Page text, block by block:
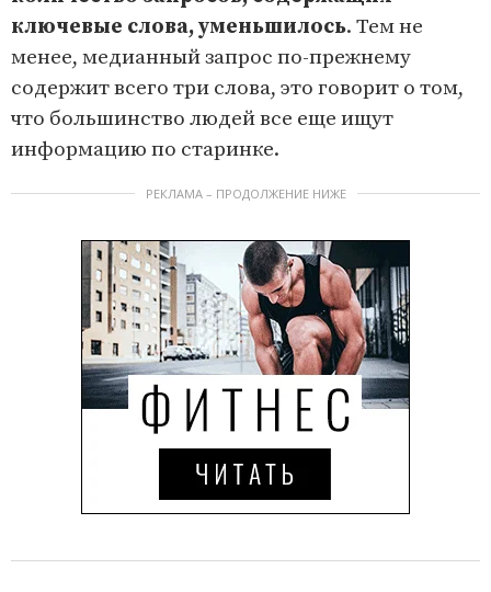
ключевые слова, уменьшилось. Тем не
менее, медианный запрос по-прежнему
содержит всего три слова, это говорит о том,
что большинство людей все еще ищут
информацию по старинке.
РЕКЛАМА – ПРОДОЛЖЕНИЕ НИЖЕ